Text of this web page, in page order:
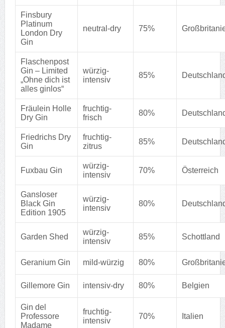
Finsbury
Platinum
London Dry
Gin
neutral-dry 75%
Flaschenpost
Gin – Limited
„Ohne dich ist
alles ginlos“
würzig-
intensiv
85%
Fräulein Holle
Dry Gin
fruchtig-
frisch
80%
Friedrichs Dry
Gin
fruchtig-
zitrus
85%
Fuxbau Gin
würzig-
intensiv
70% Österreich
Gansloser
Black Gin
Edition 1905
würzig-
intensiv
80%
Garden Shed
würzig-
intensiv
85% Schottland
Geranium Gin mild-würzig 80%
Gillemore Gin intensiv-dry 80% Belgien
Gin del
Professore
Madame
fruchtig-
intensiv
70% Italien